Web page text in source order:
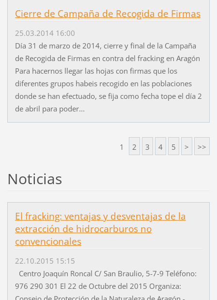
Cierre de Campaña de Recogida de Firmas
25.03.2014 16:00
Día 31 de marzo de 2014, cierre y final de la Campaña
de Recogida de Firmas en contra del fracking en Aragón
Para hacernos llegar las hojas con firmas que los
diferentes grupos habeis recogido en las poblaciones
donde se han efectuado, se fija como fecha tope el día 2
de abril para poder...
1 2 3 4 5 > >>
Noticias
El fracking: ventajas y desventajas de la
extracción de hidrocarburos no
convencionales
22.10.2015 15:15
Centro Joaquín Roncal C/ San Braulio, 5-7-9 Teléfono:
976 290 301 El 22 de Octubre del 2015 Organiza: